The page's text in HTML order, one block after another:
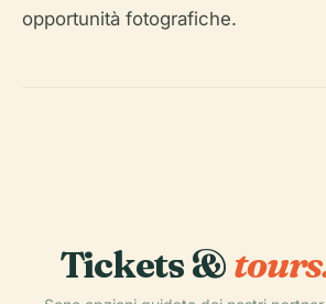
opportunità fotografiche.
Tickets &